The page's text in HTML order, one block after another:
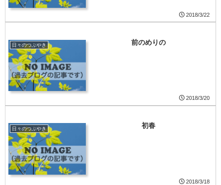
2018/3/22
日々のつぶやき 前のめりの
2018/3/20
日々のつぶやき 初春
2018/3/18